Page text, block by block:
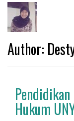
Author:
Hukum